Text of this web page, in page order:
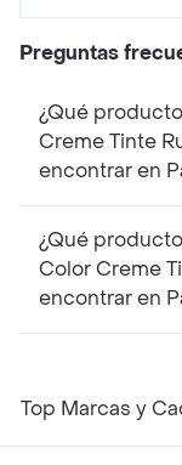
Preguntas
¿Qué
Creme Tinte
encontrar en
¿Qué
Color Creme
encontrar en
Top Marcas y